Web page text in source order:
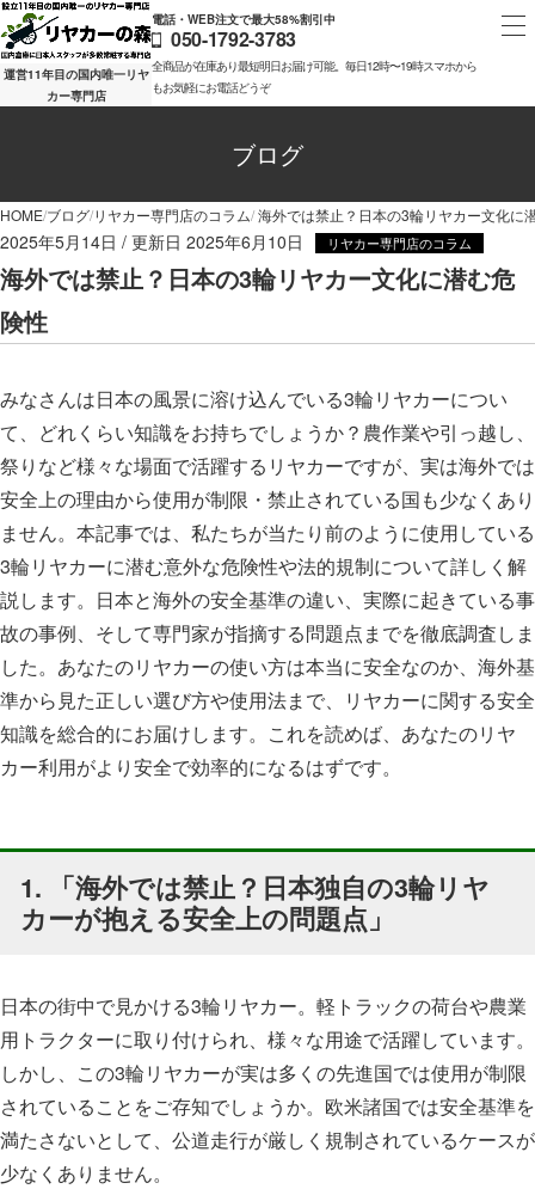
運営11年目の国内唯一リヤ
カー専門店
電話・WEB注文で最大58%割引中
050-1792-3783
全商品が在庫あり最短明日お届け可能。毎日12時〜19時スマホから
もお気軽にお電話どうぞ
ブログ
HOMEブログリヤカー専門店のコラム 海外では禁止？日本の3輪リヤカー文化に
2025年5月14日 2025年6月10日 リヤカー専門店のコラム
海外では禁止？日本の3輪リヤカー文化に潜む危
険性
みなさんは日本の風景に溶け込んでいる3輪リヤカーについ
て、どれくらい知識をお持ちでしょうか？農作業や引っ越し、
祭りなど様々な場面で活躍するリヤカーですが、実は海外では
安全上の理由から使用が制限・禁止されている国も少なくあり
ません。本記事では、私たちが当たり前のように使用している
3輪リヤカーに潜む意外な危険性や法的規制について詳しく解
説します。日本と海外の安全基準の違い、実際に起きている事
故の事例、そして専門家が指摘する問題点までを徹底調査しま
した。あなたのリヤカーの使い方は本当に安全なのか、海外基
準から見た正しい選び方や使用法まで、リヤカーに関する安全
知識を総合的にお届けします。これを読めば、あなたのリヤ
カー利用がより安全で効率的になるはずです。
1. 「海外では禁止？日本独自の3輪リヤ
カーが抱える安全上の問題点」
日本の街中で見かける3輪リヤカー。軽トラックの荷台や農業
用トラクターに取り付けられ、様々な用途で活躍しています。
しかし、この3輪リヤカーが実は多くの先進国では使用が制限
されていることをご存知でしょうか。欧米諸国では安全基準を
満たさないとして、公道走行が厳しく規制されているケースが
少なくありません。